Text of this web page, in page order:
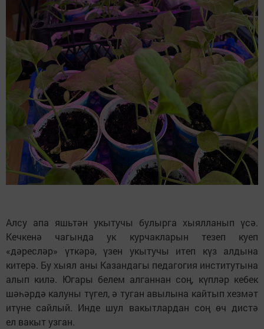
Алсу апа яшьтән укытучы булырга хыялланып үсә.
Кечкенә чагында ук курчакларын тезеп куеп
«дәресләр» үткәрә, үзен укытучы итеп күз алдына
китерә. Бу хыял аны Казандагы педагогия институтына
алып килә. Югары белем алганнан соң, күпләр кебек
шәһәрдә калуны түгел, ә туган авылына кайтып хезмәт
итүне сайлый. Инде шул вакытлардан соң өч дистә
ел вакыт узган.